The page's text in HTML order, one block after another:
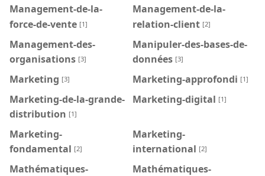
Management-de-la-
force-de-vente [1]
Management-de-la-
relation-client [2]
Management-des-
organisations [3]
Manipuler-des-bases-de-
données [3]
Marketing [3] Marketing-approfondi [1]
Marketing-de-la-grande-
distribution [1]
Marketing-digital [1]
Marketing-
fondamental [2]
Marketing-
international [2]
Mathématiques-
Mathématiques-